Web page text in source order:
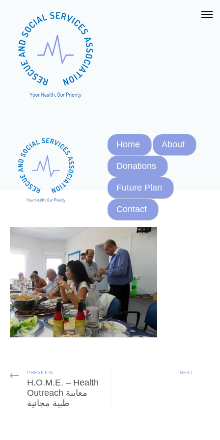
Home About
Donations
Future Plan
Contact
PREVIOUS
H.O.M.E. – Health
Outreach معاينة
طبية مجانية
NEXT